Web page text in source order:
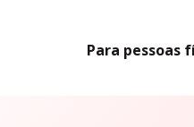
Para pessoas